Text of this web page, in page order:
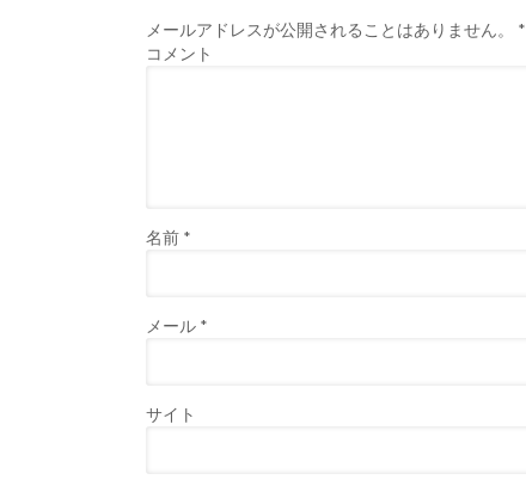
メールアドレスが公開されることはありません。 *
コメント
名前 *
メール *
サイト